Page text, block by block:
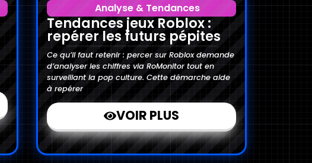
Analyse & Tendances
Tendances jeux Roblox :
repérer les futurs pépites
Ce qu’il faut retenir : percer sur Roblox demande
d’analyser les chiffres via RoMonitor tout en
surveillant la pop culture. Cette démarche aide
à repérer
VOIR PLUS